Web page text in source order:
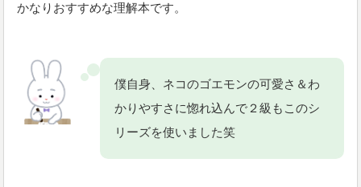
かなりおすすめな理解本です。
僕自身、ネコのゴエモンの可愛さ＆わ
かりやすさに惚れ込んで２級もこのシ
リーズを使いました笑